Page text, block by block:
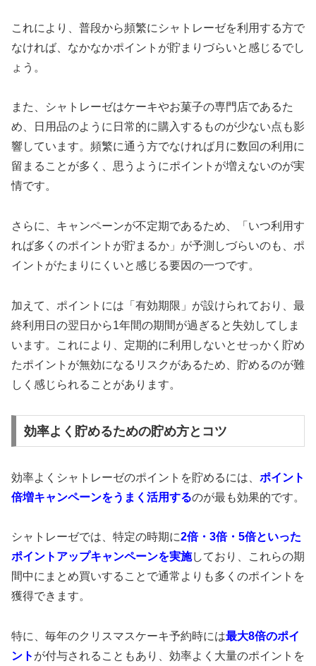
これにより、普段から頻繁にシャトレーゼを利用する方で
なければ、なかなかポイントが貯まりづらいと感じるでし
ょう。
また、シャトレーゼはケーキやお菓子の専門店であるた
め、日用品のように日常的に購入するものが少ない点も影
響しています。頻繁に通う方でなければ月に数回の利用に
留まることが多く、思うようにポイントが増えないのが実
情です。
さらに、キャンペーンが不定期であるため、「いつ利用す
れば多くのポイントが貯まるか」が予測しづらいのも、ポ
イントがたまりにくいと感じる要因の一つです。
加えて、ポイントには「有効期限」が設けられており、最
終利用日の翌日から1年間の期間が過ぎると失効してしま
います。これにより、定期的に利用しないとせっかく貯め
たポイントが無効になるリスクがあるため、貯めるのが難
しく感じられることがあります。
効率よく貯めるための貯め方とコツ
効率よくシャトレーゼのポイントを貯めるには、 ポイント
倍増キャンペーンをうまく活用するのが最も効果的です。
シャトレーゼでは、特定の時期に2倍・3倍・5倍といった
ポイントアップキャンペーンを実施しており、これらの期
間中にまとめ買いすることで通常よりも多くのポイントを
獲得できます。
特に、毎年のクリスマスケーキ予約時には最大8倍のポイ
ント が付与されることもあり、効率よく大量のポイントを